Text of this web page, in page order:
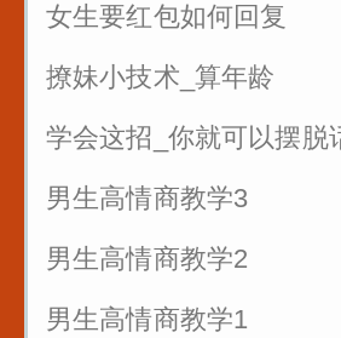
销售很厉害的一招反问
遇到只问不买的客户怎么
女生要红包如何回复
撩妹小技术_算年龄
学会这招_你就可以摆脱
男生高情商教学3
男生高情商教学2
男生高情商教学1